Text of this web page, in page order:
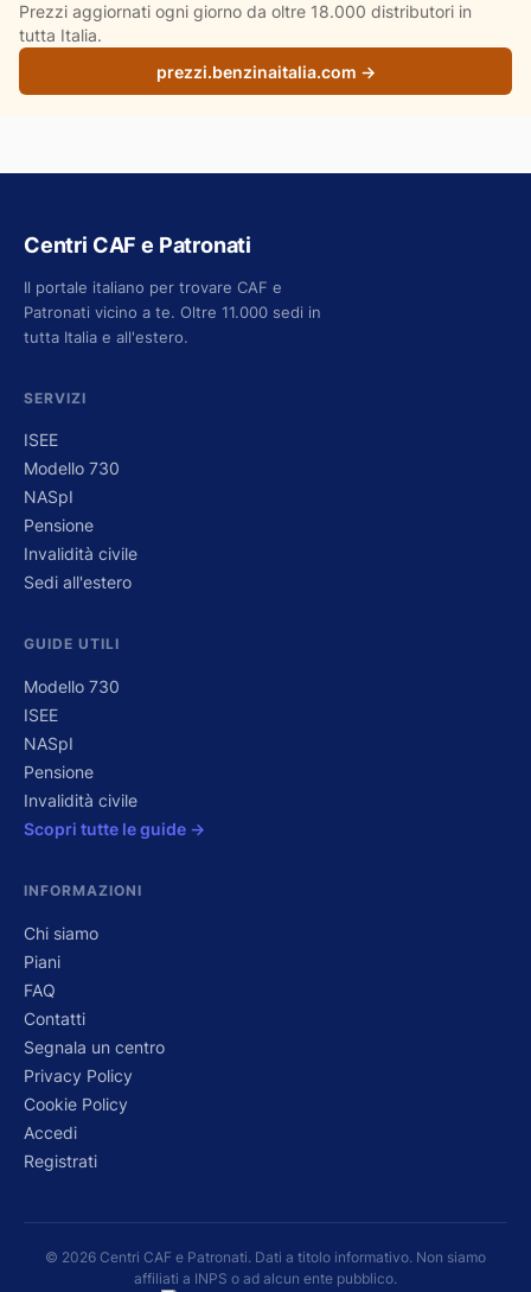
Prezzi aggiornati ogni giorno da oltre 18.000 distributori in
tutta Italia.
prezzi.benzinaitalia.com →
Centri CAF e Patronati
Il portale italiano per trovare CAF e
Patronati vicino a te. Oltre 11.000 sedi in
tutta Italia e all'estero.
SERVIZI
ISEE
Modello 730
NASpI
Pensione
Invalidità civile
Sedi all'estero
GUIDE UTILI
Modello 730
ISEE
NASpI
Pensione
Invalidità civile
Scopri tutte le guide →
INFORMAZIONI
Chi siamo
Piani
FAQ
Contatti
Segnala un centro
Privacy Policy
Cookie Policy
Accedi
Registrati
© 2026 Centri CAF e Patronati. Dati a titolo informativo. Non siamo
affiliati a INPS o ad alcun ente pubblico.